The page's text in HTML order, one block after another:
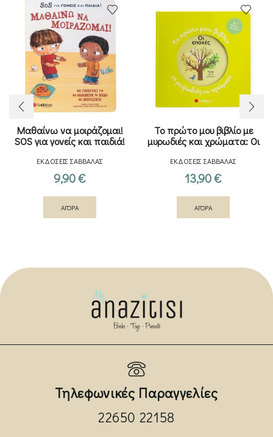
Μαθαίνω να μοιράζομαι!
SOS για γονείς και παιδιά!
ΕΚΔΟΣΕΙΣ ΣΑΒΒΑΛΑΣ
9,90€
ΑΓΟΡΑ
Το πρώτο μου βιβλίο με
μυρωδιές και χρώματα: Οι
εποχές
ΕΚΔΟΣΕΙΣ ΣΑΒΒΑΛΑΣ
13,90€
ΑΓΟΡΑ
Τηλεφωνικές Παραγγελίες
22650 22158